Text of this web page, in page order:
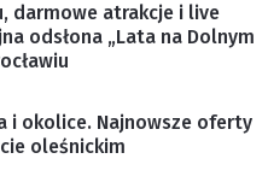
darmowe atrakcje i live
odsłona „Lata na Dolnym
i okolice. Najnowsze oferty
oleśnickim